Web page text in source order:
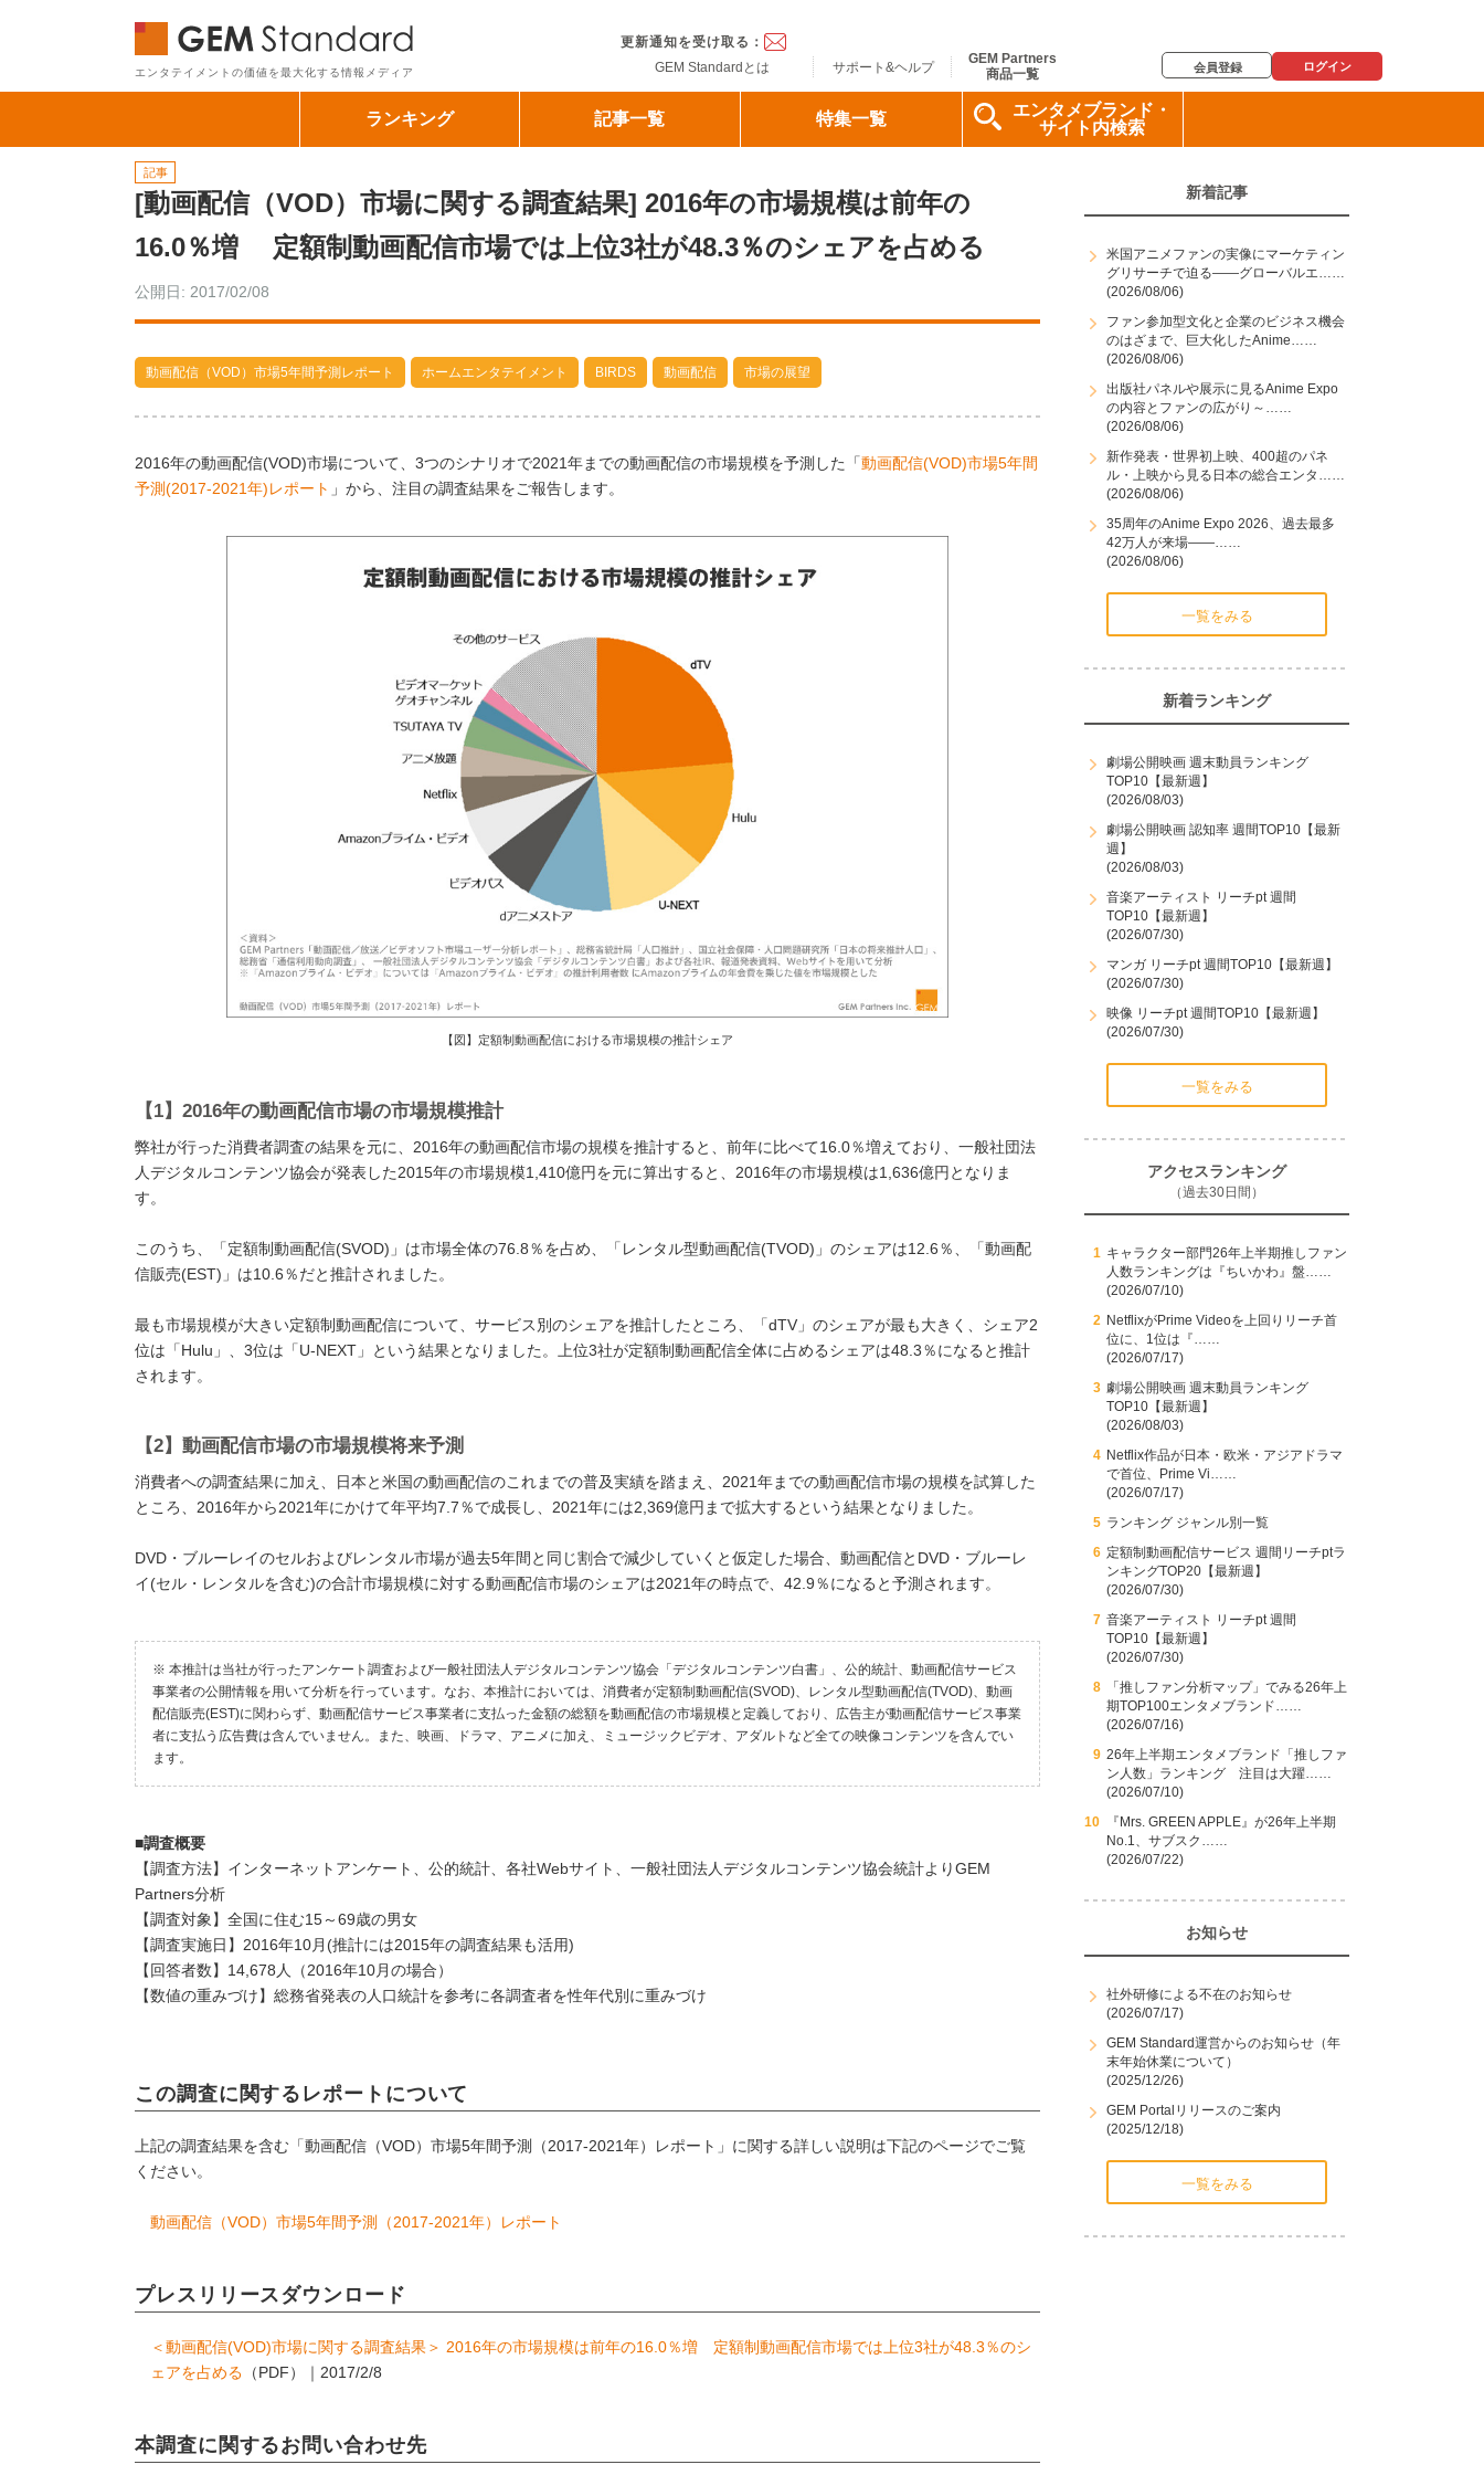
エンタテイメントの価値を最大化する情報メディア
更新通知を受け取る：
GEM Standardとは
サポート&ヘルプ
GEM Partners
商品一覧
会員登録 ログイン
ランキング 記事一覧 特集一覧
エンタメブランド・
サイト内検索
記事
[動画配信（VOD）市場に関する調査結果] 2016年の市場規模は前年の
16.0％増 定額制動画配信市場では上位3社が48.3％のシェアを占める
公開日: 2017/02/08
動画配信（VOD）市場5年間予測レポート ホームエンタテイメント BIRDS 動画配信 市場の展望
2016年の動画配信(VOD)市場について、3つのシナリオで2021年までの動画配信の市場規模を予測した「動画配信(VOD)市場5年間
予測(2017-2021年)レポート 」から、注目の調査結果をご報告します。
【図】定額制動画配信における市場規模の推計シェア
【1】2016年の動画配信市場の市場規模推計
弊社が行った消費者調査の結果を元に、2016年の動画配信市場の規模を推計すると、前年に比べて16.0％増えており、一般社団法
人デジタルコンテンツ協会が発表した2015年の市場規模1,410億円を元に算出すると、2016年の市場規模は1,636億円となりま
す。
このうち、「定額制動画配信(SVOD)」は市場全体の76.8％を占め、「レンタル型動画配信(TVOD)」のシェアは12.6％、「動画配
信販売(EST)」は10.6％だと推計されました。
最も市場規模が大きい定額制動画配信について、サービス別のシェアを推計したところ、「dTV」のシェアが最も大きく、シェア2
位は「Hulu」、3位は「U-NEXT」という結果となりました。上位3社が定額制動画配信全体に占めるシェアは48.3％になると推計
されます。
【2】動画配信市場の市場規模将来予測
消費者への調査結果に加え、日本と米国の動画配信のこれまでの普及実績を踏まえ、2021年までの動画配信市場の規模を試算した
ところ、2016年から2021年にかけて年平均7.7％で成長し、2021年には2,369億円まで拡大するという結果となりました。
DVD・ブルーレイのセルおよびレンタル市場が過去5年間と同じ割合で減少していくと仮定した場合、動画配信とDVD・ブルーレ
イ(セル・レンタルを含む)の合計市場規模に対する動画配信市場のシェアは2021年の時点で、42.9％になると予測されます。
※ 本推計は当社が行ったアンケート調査および一般社団法人デジタルコンテンツ協会「デジタルコンテンツ白書」、公的統計、動画配信サービス
事業者の公開情報を用いて分析を行っています。なお、本推計においては、消費者が定額制動画配信(SVOD)、レンタル型動画配信(TVOD)、動画
配信販売(EST)に関わらず、動画配信サービス事業者に支払った金額の総額を動画配信の市場規模と定義しており、広告主が動画配信サービス事業
者に支払う広告費は含んでいません。また、映画、ドラマ、アニメに加え、ミュージックビデオ、アダルトなど全ての映像コンテンツを含んでい
ます。
■調査概要
【調査方法】インターネットアンケート、公的統計、各社Webサイト、一般社団法人デジタルコンテンツ協会統計よりGEM
Partners分析
【調査対象】全国に住む15～69歳の男女
【調査実施日】2016年10月(推計には2015年の調査結果も活用)
【回答者数】14,678人（2016年10月の場合）
【数値の重みづけ】総務省発表の人口統計を参考に各調査者を性年代別に重みづけ
この調査に関するレポートについて
上記の調査結果を含む「動画配信（VOD）市場5年間予測（2017-2021年）レポート」に関する詳しい説明は下記のページでご覧
ください。
動画配信（VOD）市場5年間予測（2017-2021年）レポート
プレスリリースダウンロード
＜動画配信(VOD)市場に関する調査結果＞ 2016年の市場規模は前年の16.0％増 定額制動画配信市場では上位3社が48.3％のシ
ェアを占める （PDF）｜2017/2/8
本調査に関するお問い合わせ先
新着記事
米国アニメファンの実像にマーケティン
グリサーチで迫る――グローバルエ……
(2026/08/06)
ファン参加型文化と企業のビジネス機会
のはざまで、巨大化したAnime……
(2026/08/06)
出版社パネルや展示に見るAnime Expo
の内容とファンの広がり～……
(2026/08/06)
新作発表・世界初上映、400超のパネ
ル・上映から見る日本の総合エンタ……
(2026/08/06)
35周年のAnime Expo 2026、過去最多
42万人が来場――……
(2026/08/06)
一覧をみる
新着ランキング
劇場公開映画 週末動員ランキング
TOP10【最新週】
(2026/08/03)
劇場公開映画 認知率 週間TOP10【最新
週】
(2026/08/03)
音楽アーティスト リーチpt 週間
TOP10【最新週】
(2026/07/30)
マンガ リーチpt 週間TOP10【最新週】
(2026/07/30)
映像 リーチpt 週間TOP10【最新週】
(2026/07/30)
一覧をみる
アクセスランキング
（過去30日間）
キャラクター部門26年上半期推しファン
人数ランキングは『ちいかわ』盤……
(2026/07/10)
NetflixがPrime Videoを上回りリーチ首
位に、1位は『……
(2026/07/17)
劇場公開映画 週末動員ランキング
TOP10【最新週】
(2026/08/03)
Netflix作品が日本・欧米・アジアドラマ
で首位、Prime Vi……
(2026/07/17)
ランキング ジャンル別一覧
定額制動画配信サービス 週間リーチptラ
ンキングTOP20【最新週】
(2026/07/30)
音楽アーティスト リーチpt 週間
TOP10【最新週】
(2026/07/30)
「推しファン分析マップ」でみる26年上
期TOP100エンタメブランド……
(2026/07/16)
26年上半期エンタメブランド「推しファ
ン人数」ランキング 注目は大躍……
(2026/07/10)
『Mrs. GREEN APPLE』が26年上半期
No.1、サブスク……
(2026/07/22)
お知らせ
社外研修による不在のお知らせ
(2026/07/17)
GEM Standard運営からのお知らせ（年
末年始休業について）
(2025/12/26)
GEM Portalリリースのご案内
(2025/12/18)
一覧をみる